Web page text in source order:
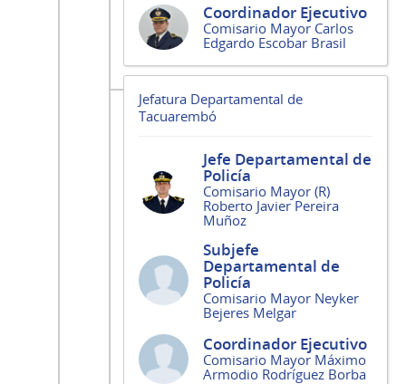
Coordinador Ejecutivo
Comisario Mayor Carlos
Edgardo Escobar Brasil
Jefatura Departamental de
Tacuarembó
Jefe Departamental de
Policía
Comisario Mayor (R)
Roberto Javier Pereira
Muñoz
Subjefe
Departamental de
Policía
Comisario Mayor Neyker
Bejeres Melgar
Coordinador Ejecutivo
Comisario Mayor Máximo
Armodio Rodríguez Borba